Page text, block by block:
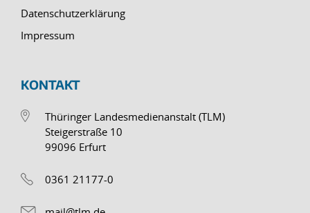
Datenschutzerklärung
Impressum
KONTAKT
Thüringer Landesmedienanstalt (TLM)
Steigerstraße 10
99096 Erfurt
0361 21177-0